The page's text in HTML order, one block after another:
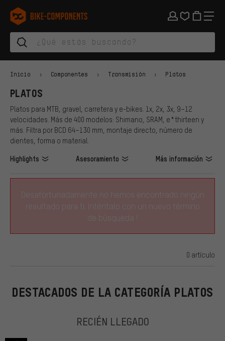
Saltar a la navegación principal
Saltar a la navegación de categorías
Saltar al contenido
Saltar a marcas y al boletín
Saltar al pie de página
bike-components.de Página de inicio
Inicio Componentes Transmisión Platos
PLATOS
Platos para MTB, gravel, carretera y e-bikes. 1x, 2x, 3x, 9–12
velocidades. Más de 400 modelos: Shimano, SRAM, e*thirteen y
más. Filtra por BCD 64–130 mm, montaje directo, número de
dientes, forma o material.
Highlights Asesoramiento Más información
Desafortunadamente no hemos encontrado ningún
resultado para ti. Inténtalo con un nuevo término
de búsqueda !
0 artículo
DESTACADOS DE LA CATEGORÍA PLATOS
RECIÉN LLEGADO